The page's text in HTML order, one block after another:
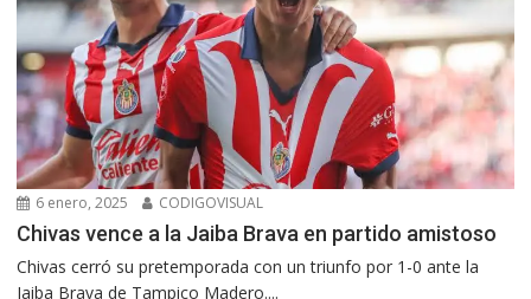
6 enero, 2025 CODIGOVISUAL
Chivas vence a la Jaiba Brava en partido amistoso
Chivas cerró su pretemporada con un triunfo por 1-0 ante la
Jaiba Brava de Tampico Madero....